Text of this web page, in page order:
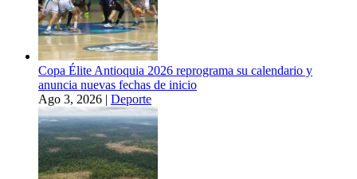
Copa Élite Antioquia 2026 reprograma su calendario y
anuncia nuevas fechas de inicio
Ago 3, 2026 | Deporte